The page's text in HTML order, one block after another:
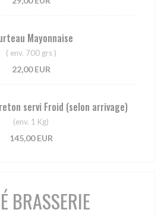
Mayonnaise
( env. 700 grs )
22,00 EUR
servi Froid (selon arrivage)
(env. 1 Kg)
145,00 EUR
BRASSERIE